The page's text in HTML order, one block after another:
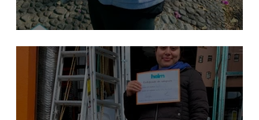
Bellota